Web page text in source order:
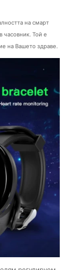
на смарт
часовник. Той е
на Вашето здраве.